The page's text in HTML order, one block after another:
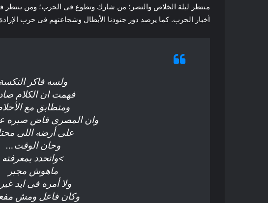
منتظر ليلة الخلاص والنصر؛ من شارك وتطوع فى الحرب؛ ومن ينتظر
أخبار الحرب. كما يرصد دور جنودنا الأبطال وشجاعتهم فى حرب
ولسه فاكر النكسة
فهمت ان الكلام
ومتطابق مع
وان المصرى فاض صبره
على أرضه اللى
وحان الوقت…
>واتحدد بمعرفته
ماهوش مجبر
ولا أمره فى ايد
وكان فاعل ومش